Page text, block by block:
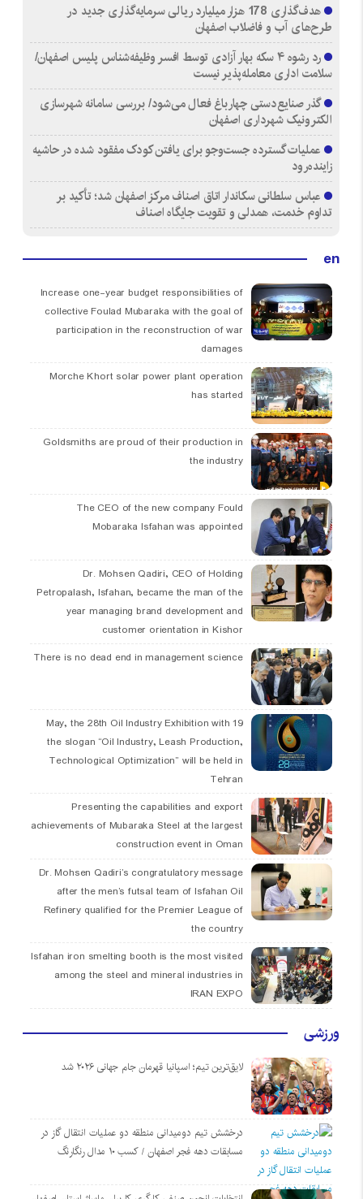
هدف‌گذاری 178 هزار میلیارد ریالی سرمایه‌گذاری جدید در
طرح‌های آب و فاضلاب اصفهان
رد رشوه ۴ سکه بهار آزادی توسط افسر وظیفه‌شناس پلیس اصفهان/
سلامت اداری معامله‌پذیر نیست
گذر صنایع‌دستی چهارباغ فعال می‌شود/ بررسی سامانه شهرسازی
الکترونیک شهرداری اصفهان
عملیات گسترده جست‌وجو برای یافتن کودک مفقود شده در حاشیه
زاینده‌رود
عباس سلطانی سکاندار اتاق اصناف مرکز اصفهان شد؛ تأکید بر
تداوم خدمت، همدلی و تقویت جایگاه اصناف
en
Increase one-year budget responsibilities of
collective Foulad Mubaraka with the goal of
participation in the reconstruction of war
damages
Morche Khort solar power plant operation
has started
Goldsmiths are proud of their production in
the industry
The CEO of the new company Fould
Mobaraka Isfahan was appointed
Dr. Mohsen Qadiri, CEO of Holding
Petropalash, Isfahan, became the man of the
year managing brand development and
customer orientation in Kishor
There is no dead end in management science
19 May, the 28th Oil Industry Exhibition with
the slogan “Oil Industry, Leash Production,
Technological Optimization” will be held in
Tehran
Presenting the capabilities and export
achievements of Mubaraka Steel at the largest
construction event in Oman
Dr. Mohsen Qadiri’s congratulatory message
after the men’s futsal team of Isfahan Oil
Refinery qualified for the Premier League of
the country
Isfahan iron smelting booth is the most visited
among the steel and mineral industries in
IRAN EXPO
ورزشی
لایق‌ترین تیم؛ اسپانیا قهرمان جام جهانی ۲۰۲۶ شد
درخشش تیم دومیدانی منطقه دو عملیات انتقال گاز در
مسابقات دهه فجر اصفهان / کسب ۱۰ مدال رنگارنگ